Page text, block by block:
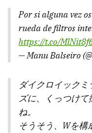
Por si alguna vez
rueda de filtros
https://t.co/
— Manu Balseiro
ダイクロイック
ズに、くっつけ
ね。
そうそう、Wを構